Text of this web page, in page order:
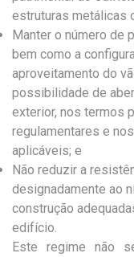
estruturas metálicas
Manter o número de
bem como a
aproveitamento do
possibilidade de
exterior, nos termos
regulamentares e
aplicáveis; e
Não reduzir a
designadamente ao
construção
edifício.
Este regime não